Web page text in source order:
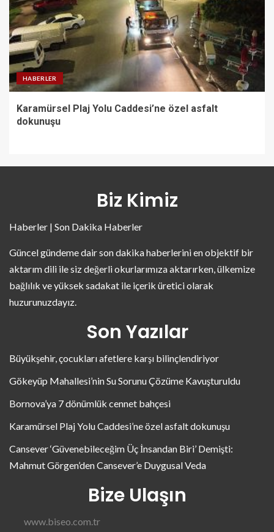
HABERLER
Karamürsel Plaj Yolu Caddesi’ne özel asfalt
dokunuşu
Biz Kimiz
Haberler | Son Dakika Haberler
Güncel gündeme dair son dakika haberlerini en objektif bir
aktarım dili ile siz değerli okurlarımıza aktarırken, ülkemize
bağlılık ve yüksek sadakat ile içerik üretici olarak
huzurunuzdayız.
Son Yazılar
Büyükşehir, çocukları afetlere karşı bilinçlendiriyor
Gökeyüp Mahallesi’nin Su Sorunu Çözüme Kavuşturuldu
Bornova’ya 7 dönümlük cennet bahçesi
Karamürsel Plaj Yolu Caddesi’ne özel asfalt dokunuşu
Cansever ‘Güvenebileceğim Üç İnsandan Biri’ Demişti:
Mahmut Görgen’den Cansever’e Duygusal Veda
Bize Ulaşın
www.biseo.com.tr